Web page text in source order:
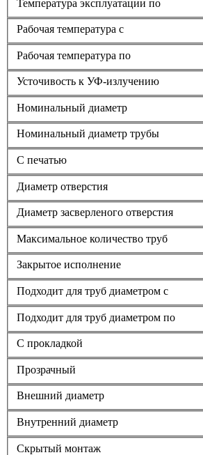
Температура эксплуатации по
Рабочая температура с
Рабочая температура по
Усточивость к УФ-излучению
Номинальный диаметр
Номинальный диаметр трубы
С печатью
Диаметр отверстия
Диаметр засверленого отверстия
Максимальное количество труб
Закрытое исполнение
Подходит для труб диаметром с
Подходит для труб диаметром по
С прокладкой
Прозрачный
Внешний диаметр
Внутренний диаметр
Скрытый монтаж